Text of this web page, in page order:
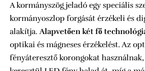
A kormányszög jeladó egy speciális
kormányoszlop forgását érzékeli és
alakítja. Alapvetően két fő
optikai és mágneses érzékelést. Az
fényáteresztő korongokat